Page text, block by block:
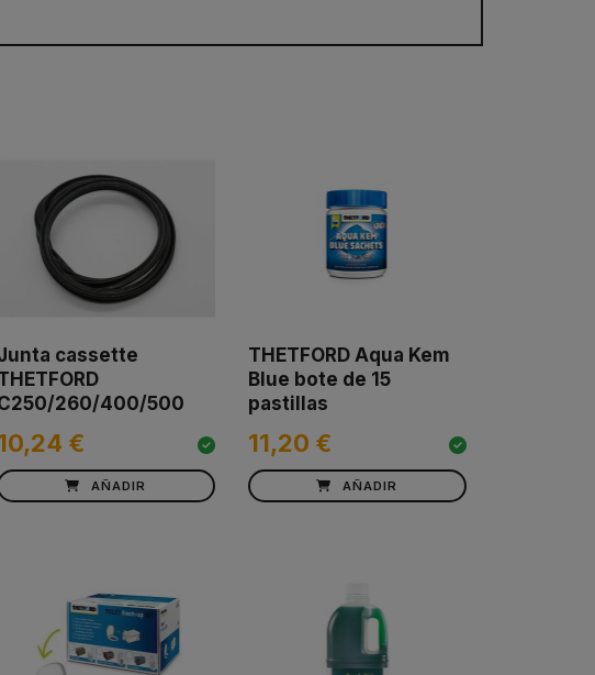
cassette
260/400/500
€
AÑADIR
THETFORD Aqua Kem
Blue bote de 15
pastillas
11,20 €
AÑADIR